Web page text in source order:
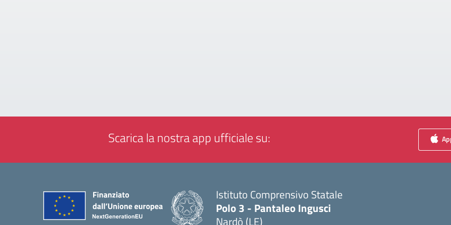
Scarica la nostra app ufficiale su:
Istituto Comprensivo Statale
Polo 3 - Pantaleo Ingusci
Nardò (LE)